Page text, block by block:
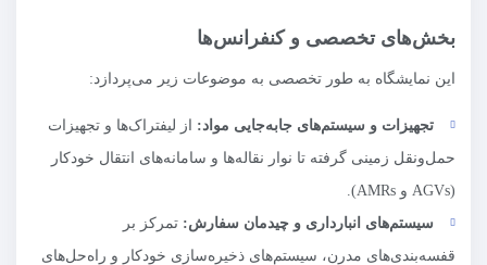
بخش‌های تخصصی و کنفرانس‌ها
این نمایشگاه به طور تخصصی به موضوعات زیر می‌پردازد:
تجهیزات و سیستم‌های جابه‌جایی مواد: از لیفتراک‌ها و تجهیزات
حمل‌ونقل زمینی گرفته تا نوار نقاله‌ها و سامانه‌های انتقال خودکار
(AGVs و AMRs).
سیستم‌های انبارداری و چیدمان سفارش: تمرکز بر
قفسه‌بندی‌های مدرن، سیستم‌های ذخیره‌سازی خودکار و راه‌حل‌های